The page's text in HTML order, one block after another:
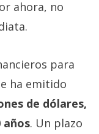
ahora, no
para
ha emitido
de dólares,
años. Un plazo